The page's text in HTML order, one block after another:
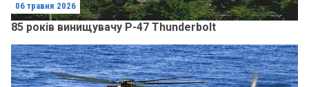
06 травня 2026
85 років винищувачу P-47 Thunderbolt